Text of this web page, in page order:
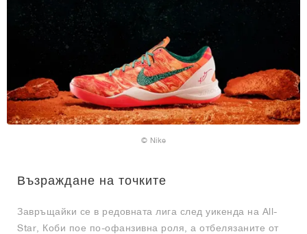
© Nike
Възраждане на точките
Завръщайки се в редовната лига след уикенда на All-
Star, Коби пое по-офанзивна роля, а отбелязаните от